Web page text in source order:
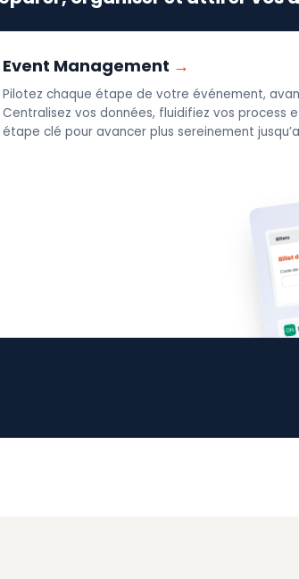
Event Management
Pilotez chaque étape de votre événement,
Centralisez vos données, fluidifiez vos process
étape clé pour avancer plus sereinement